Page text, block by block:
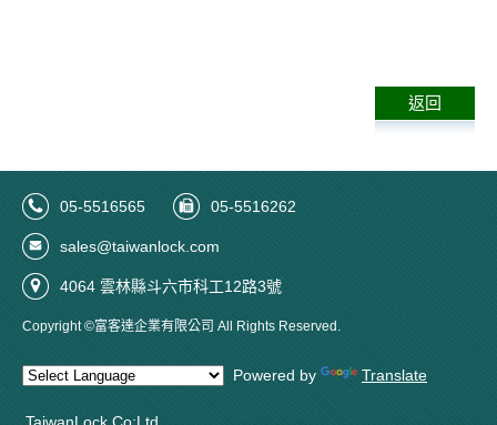
返回
05-5516565 05-5516262
sales@taiwanlock.com
4064 雲林縣斗六市科工12路3號
Copyright ©富客達企業有限公司 All Rights Reserved.
Powered by Translate
TaiwanLock Co;Ltd,